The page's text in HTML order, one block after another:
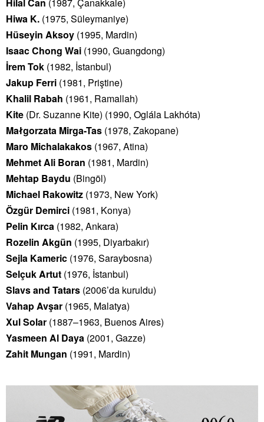
Hiwa K. (1975, Süleymaniye)
Hüseyin Aksoy (1995, Mardin)
Isaac Chong Wai (1990, Guangdong)
İrem Tok (1982, İstanbul)
Jakup Ferri (1981, Priştine)
Khalil Rabah (1961, Ramallah)
Kite (Dr. Suzanne Kite) (1990, Oglála Lakhóta)
Małgorzata Mirga-Tas (1978, Zakopane)
Maro Michalakakos (1967, Atina)
Mehmet Ali Boran (1981, Mardin)
Mehtap Baydu (Bingöl)
Michael Rakowitz (1973, New York)
Özgür Demirci (1981, Konya)
Pelin Kırca (1982, Ankara)
Rozelin Akgün (1995, Diyarbakır)
Sejla Kameric (1976, Saraybosna)
Selçuk Artut (1976, İstanbul)
Slavs and Tatars (2006’da kuruldu)
Vahap Avşar (1965, Malatya)
Xul Solar (1887–1963, Buenos Aires)
Yasmeen Al Daya (2001, Gazze)
Zahit Mungan (1991, Mardin)